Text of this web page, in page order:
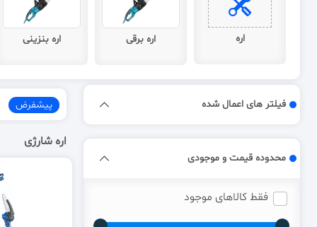
اره اره برقی اره بنزینی
فیلتر های اعمال شده
محدوده قیمت و موجودی
فقط کالاهای موجود
پیشفرض
اره شارژی